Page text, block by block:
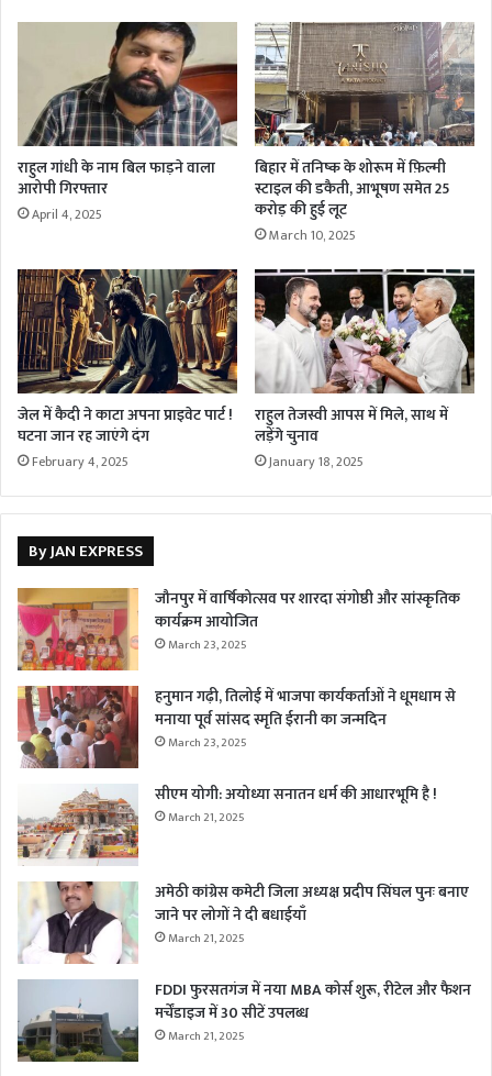
राहुल गांधी के नाम बिल फाड़ने वाला
आरोपी गिरफ्तार
April 4, 2025
बिहार में तनिष्क के शोरूम में फ़िल्मी
स्टाइल की डकैती, आभूषण समेत 25
करोड़ की हुई लूट
March 10, 2025
जेल में कैदी ने काटा अपना प्राइवेट पार्ट !
घटना जान रह जाएंगे दंग
February 4, 2025
राहुल तेजस्वी आपस में मिले, साथ में
लड़ेंगे चुनाव
January 18, 2025
By JAN EXPRESS
जौनपुर में वार्षिकोत्सव पर शारदा संगोष्ठी और सांस्कृतिक
कार्यक्रम आयोजित
March 23, 2025
हनुमान गढ़ी, तिलोई में भाजपा कार्यकर्ताओं ने धूमधाम से
मनाया पूर्व सांसद स्मृति ईरानी का जन्मदिन
March 23, 2025
सीएम योगी: अयोध्या सनातन धर्म की आधारभूमि है !
March 21, 2025
अमेठी कांग्रेस कमेटी जिला अध्यक्ष प्रदीप सिंघल पुनः बनाए
जाने पर लोगों ने दी बधाईयाँ
March 21, 2025
FDDI फुरसतगंज में नया MBA कोर्स शुरू, रीटेल और फैशन
मर्चेंडाइज में 30 सीटें उपलब्ध
March 21, 2025